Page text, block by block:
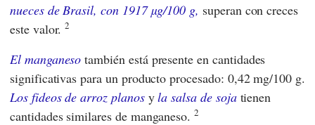
nueces de Brasil, con 1917 µg/100 g, superan con creces
este valor.2
El manganeso también está presente en cantidades
significativas para un producto procesado: 0,42 mg/100 g.
Los fideos de arroz planosyla salsa de sojatienen
cantidades similares de manganeso.2